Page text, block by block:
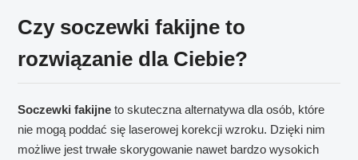
Czy soczewki fakijne to
rozwiązanie dla Ciebie?
Soczewki fakijneto skuteczna alternatywa dla osób, które
nie mogą poddać się laserowej korekcji wzroku. Dzięki nim
możliwe jest trwałe skorygowanie nawet bardzo wysokich